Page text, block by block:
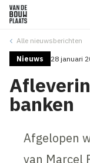
Alle nieuwsberichten
Nieuws 28 januari
banken
Afgelopen
van Marcel